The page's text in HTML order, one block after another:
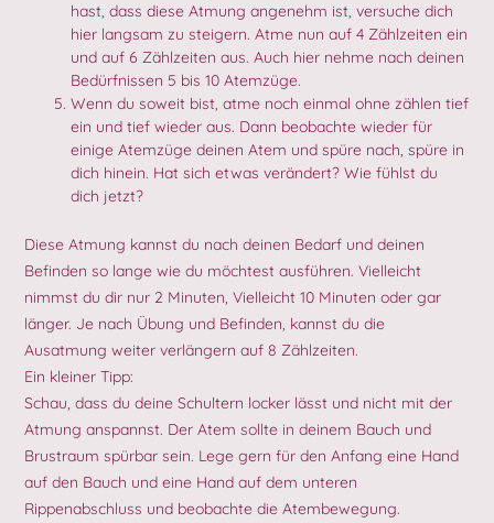
hast, dass diese Atmung angenehm ist, versuche dich
hier langsam zu steigern. Atme nun auf 4 Zählzeiten ein
und auf 6 Zählzeiten aus. Auch hier nehme nach deinen
Bedürfnissen 5 bis 10 Atemzüge.
Wenn du soweit bist, atme noch einmal ohne zählen tief
ein und tief wieder aus. Dann beobachte wieder für
einige Atemzüge deinen Atem und spüre nach, spüre in
dich hinein. Hat sich etwas verändert? Wie fühlst du
dich jetzt?
Diese Atmung kannst du nach deinen Bedarf und deinen
Befinden so lange wie du möchtest ausführen. Vielleicht
nimmst du dir nur 2 Minuten, Vielleicht 10 Minuten oder gar
länger. Je nach Übung und Befinden, kannst du die
Ausatmung weiter verlängern auf 8 Zählzeiten.
Ein kleiner Tipp:
Schau, dass du deine Schultern locker lässt und nicht mit der
Atmung anspannst. Der Atem sollte in deinem Bauch und
Brustraum spürbar sein. Lege gern für den Anfang eine Hand
auf den Bauch und eine Hand auf dem unteren
Rippenabschluss und beobachte die Atembewegung.